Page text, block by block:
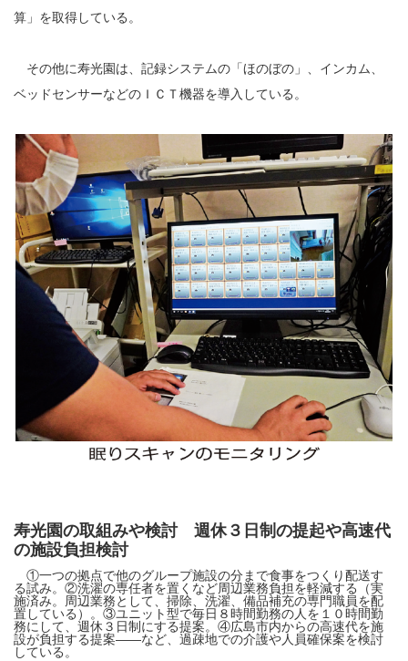
算」を取得している。
その他に寿光園は、記録システムの「ほのぼの」、インカム、
ベッドセンサーなどのＩＣＴ機器を導入している。
寿光園の取組みや検討 週休３日制の提起や高速代
の施設負担検討
①一つの拠点で他のグループ施設の分まで食事をつくり配送す
る試み。②洗濯の専任者を置くなど周辺業務負担を軽減する（実
施済み。周辺業務として、掃除、洗濯、備品補充の専門職員を配
置している）。③ユニット型で毎日８時間勤務の人を１０時間勤
務にして、週休３日制にする提案。④広島市内からの高速代を施
設が負担する提案――など、過疎地での介護や人員確保案を検討
している。